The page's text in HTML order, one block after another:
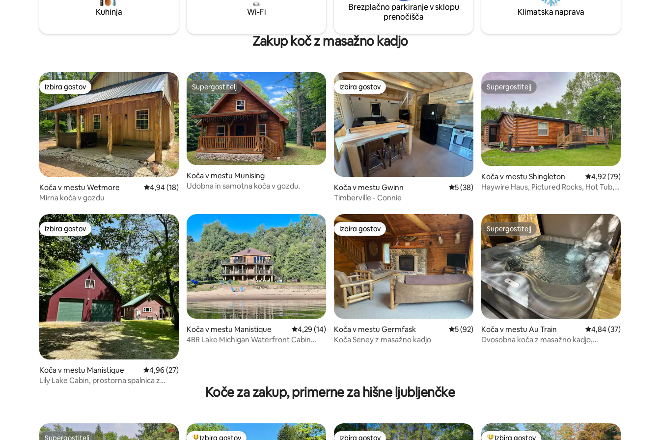
približno 1/4 milje zahodno od
steakhousea Foggys
Estate. ***Omejen dostop do jezera
zaradi nizkega nivoja vode.
do 41 USD, storitev pa je dobra.
Kuhinja Wi-Fi
Brezplačno parkiranje v sklopu
prenočišča
Klimatska naprava
Zakup koč z masažno kadjo
Izbira gostov
Izbira gostov
Koča v mestu Wetmore Povprečna ocena: 4,94 od 5, št. mnenj: 18
4,94 (18)
Mirna koča v gozdu
Supergostitelj
Supergostitelj
Koča v mestu Munising
Udobna in samotna koča v gozdu.
Izbira gostov
Izbira gostov
Koča v mestu Gwinn Povprečna ocena: 5 od 5, št. mnenj: 38
5 (38)
Timberville - Connie
Supergostitelj
Supergostitelj
Koča v mestu Shingleton Povprečna ocena:
4,92 (79)
Haywire Haus, Pictured Rocks, Hot Tub,
Izbira gostov
Izbira gostov
Koča v mestu Manistique Povprečna ocena: 4,96 od 5, št. mnenj: 27
4,96 (27)
Lily Lake Cabin, prostorna spalnica z
Koča v mestu Manistique Povprečna ocena: 4,29 od 5, št. mnenj: 14
4,29 (14)
4BR Lake Michigan Waterfront Cabin
Izbira gostov
Izbira gostov
Koča v mestu Germfask Povprečna ocena: 5 od 5, št. mnenj: 92
5 (92)
Koča Seney z masažno kadjo
Supergostitelj
Supergostitelj
Koča v mestu Au Train Povprečna ocena:
4,84 (37)
Dvosobna koča z masažno kadjo,
Koče za zakup, primerne za hišne ljubljenčke
Supergostitelj Izbira gostov Izbira gostov Izbira gostov